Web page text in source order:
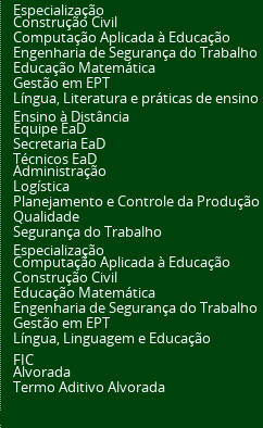
Especialização
Construção Civil
Computação Aplicada à Educação
Engenharia de Segurança do Trabalho
Educação Matemática
Gestão em EPT
Língua, Literatura e práticas de ensino
Ensino à Distância
Equipe EaD
Secretaria EaD
Técnicos EaD
Administração
Logística
Planejamento e Controle da Produção
Qualidade
Segurança do Trabalho
Especialização
Computação Aplicada à Educação
Construção Civil
Educação Matemática
Engenharia de Segurança do Trabalho
Gestão em EPT
Língua, Linguagem e Educação
FIC
Alvorada
Termo Aditivo Alvorada